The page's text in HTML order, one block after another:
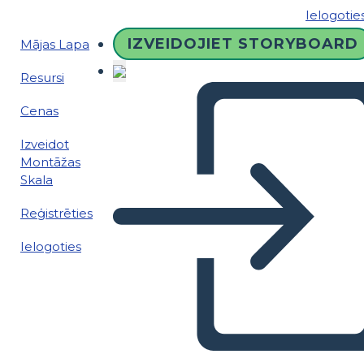
Mājas Lapa
Resursi
Cenas
Izveidot
Montāžas
Skala
Reģistrēties
Ielogoties
IZVEIDOJIET STORYBOARD